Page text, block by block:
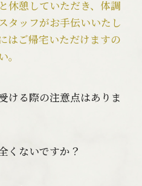
休憩していただき、体調
タッフがお手伝いいたし
はご帰宅いただけますの
ける際の注意点はありま
くないですか？